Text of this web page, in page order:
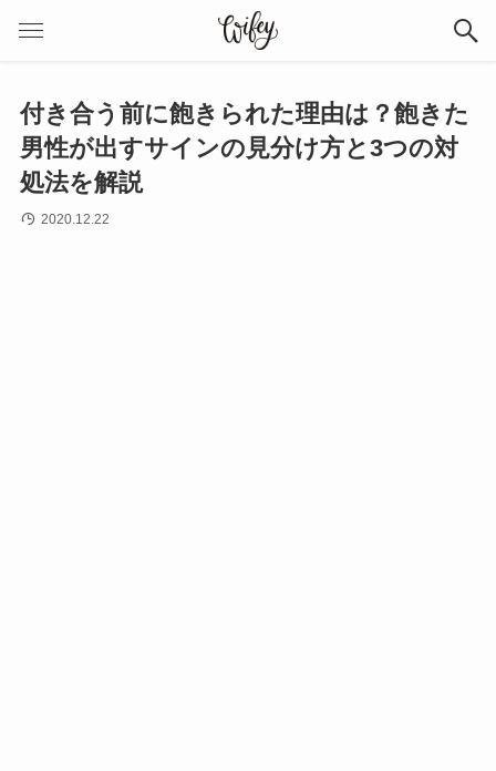
付き合う前に飽きられた理由は？飽きた
男性が出すサインの見分け方と3つの対
処法を解説
2020.12.22